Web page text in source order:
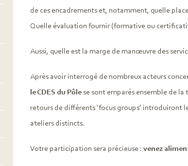
de ces encadrements et, notamment, quelle
Quelle évaluation fournir (formative ou
Aussi, quelle est la marge de manœuvre des
Après avoir interrogé de nombreux acteurs
le CDES du Pôlese sont emparés ensemble de la
retours de différents ‘focus groups’ introduiront
ateliers distincts.
Votre participation sera précieuse : venez